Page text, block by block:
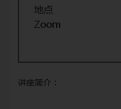
地点
Zoom
讲座简介：